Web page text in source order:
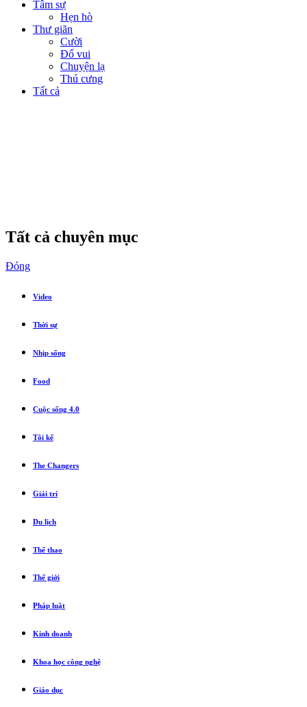
Tâm sự
Hẹn hò
Thư giãn
Cười
Đố vui
Chuyện lạ
Thú cưng
Tất cả
Tất cả chuyên mục
Đóng
Video
Thời sự
Nhịp sống
Food
Cuộc sống 4.0
Tôi kể
The Changers
Giải trí
Du lịch
Thể thao
Thế giới
Pháp luật
Kinh doanh
Khoa học công nghệ
Giáo dục